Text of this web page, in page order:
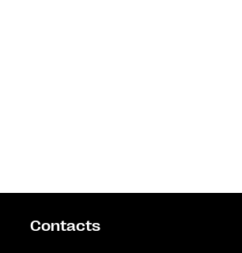
Contacts